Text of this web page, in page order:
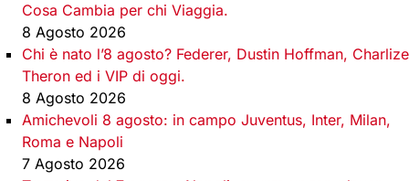
Cosa Cambia per chi Viaggia.
8 Agosto 2026
Chi è nato l’8 agosto? Federer, Dustin Hoffman, Charlize
Theron ed i VIP di oggi.
8 Agosto 2026
Amichevoli 8 agosto: in campo Juventus, Inter, Milan,
Roma e Napoli
7 Agosto 2026